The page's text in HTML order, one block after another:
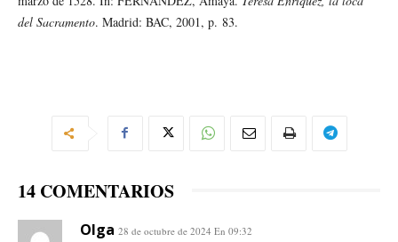
del Sacramento. Madrid: BAC, 2001, p. 83.
14 COMENTARIOS
Olga 28 de octubre de 2024 En 09:32